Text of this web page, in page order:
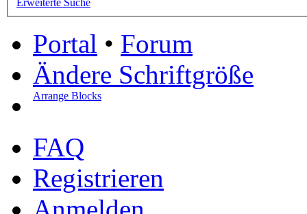
Erweiterte Suche
Portal • Forum
Ändere Schriftgröße
Arrange Blocks
FAQ
Registrieren